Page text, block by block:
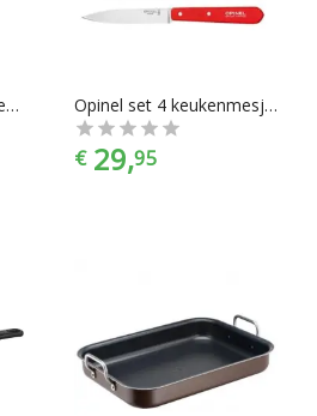
Opinel Essent Keukenset - Naturel Hout Opinel set 4 keukenmesjes "les essentiels" LOFT
€ 29,95